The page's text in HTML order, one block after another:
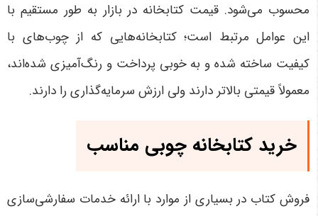
محسوب می‌شود. قیمت کتابخانه در بازار به طور مستقیم با
این عوامل مرتبط است؛ کتابخانه‌هایی که از چوب‌های با
کیفیت ساخته شده و به خوبی پرداخت و رنگ‌آمیزی شده‌اند،
معمولاً قیمتی بالاتر دارند ولی ارزش سرمایه‌گذاری را دارند.
خرید کتابخانه چوبی مناسب
فروش کتاب در بسیاری از موارد با ارائه خدمات سفارشی‌سازی